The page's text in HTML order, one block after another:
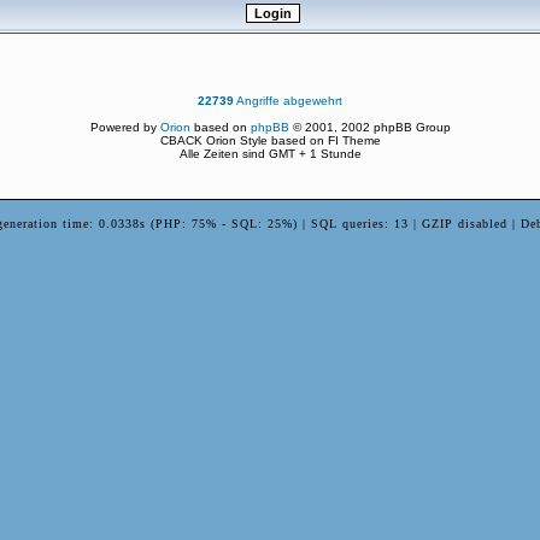
22739Angriffe abgewehrt
Powered by Orion based on phpBB © 2001, 2002 phpBB Group
CBACK Orion Style based on FI Theme
Alle Zeiten sind GMT + 1 Stunde
time: 0.0338s (PHP: 75% - SQL: 25%) | SQL queries: 13 | GZIP disabled |